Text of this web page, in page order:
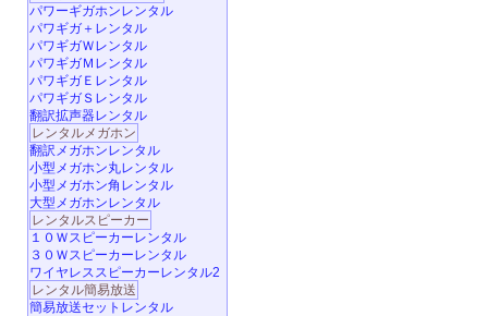
パワーギガホンレンタル
パワギガ＋レンタル
パワギガＷレンタル
パワギガＭレンタル
パワギガＥレンタル
パワギガＳレンタル
翻訳拡声器レンタル
レンタルメガホン
翻訳メガホンレンタル
小型メガホン丸レンタル
小型メガホン角レンタル
大型メガホンレンタル
レンタルスピーカー
１０Ｗスピーカーレンタル
３０Ｗスピーカーレンタル
ワイヤレススピーカーレンタル2
レンタル簡易放送
簡易放送セットレンタル